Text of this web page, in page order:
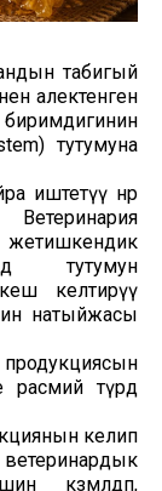
табигый
алектенген
тутумуна
иштетүү өнөр
тутумун
келтирүү
натыйжасы
расмий түрдө
келип
көзөмөлдөп,